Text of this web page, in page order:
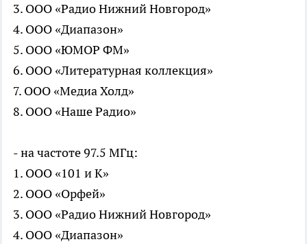
3. ООО «Радио Нижний Новгород»
4. ООО «Диапазон»
5. ООО «ЮМОР ФМ»
6. ООО «Литературная коллекция»
7. ООО «Медиа Холд»
8. ООО «Наше Радио»
- на частоте 97.5 МГц:
1. ООО «101 и К»
2. ООО «Орфей»
3. ООО «Радио Нижний Новгород»
4. ООО «Диапазон»